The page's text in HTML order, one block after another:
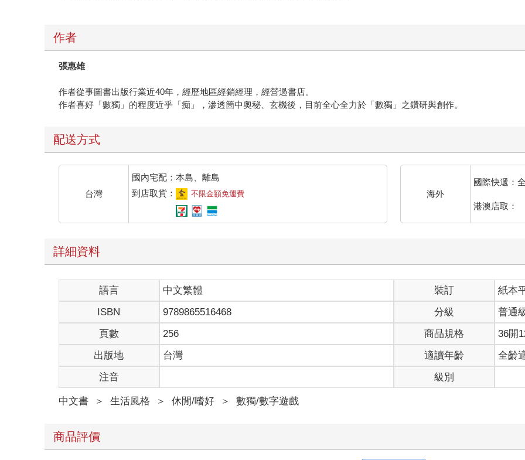
作者
張惠雄
作者從事圖書出版行業近40年，經歷地區經銷經理，經營過書店。
作者喜好「數獨」的程度近乎「痴」，滲透箇中奧秘、玄機後，目前全心全力於「數獨」之鑽研與創作。
配送方式
台灣
國內宅配：本島、離島
到店取貨：
不限金額免運費 海外
國際快遞：
港澳店取：
詳細資料
語言 中文繁體 裝訂
紙本
ISBN
9789865516468 分級
普通
頁數
256 商品規格
36開
出版地
台灣 適讀年齡
全齡
注音
級別
中文書 ＞ 生活風格 ＞ 休閒/嗜好 ＞ 數獨/數字遊戲
商品評價